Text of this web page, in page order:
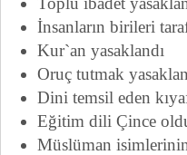
İnsanların birileri
Kur`an yasaklandı
Oruç tutmak
Dini temsil eden
Eğitim dili Çince
Müslüman